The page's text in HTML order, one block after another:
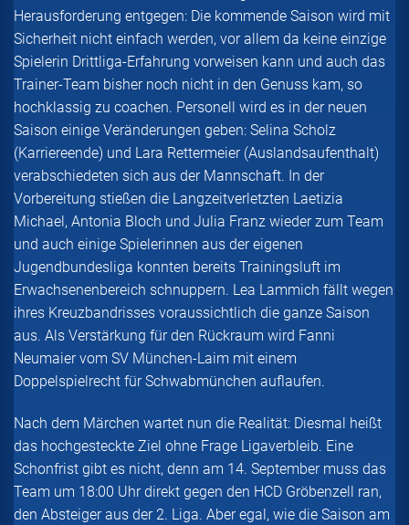
Herausforderung entgegen: Die kommende Saison wird mit
Sicherheit nicht einfach werden, vor allem da keine einzige
Spielerin Drittliga-Erfahrung vorweisen kann und auch das
Trainer-Team bisher noch nicht in den Genuss kam, so
hochklassig zu coachen. Personell wird es in der neuen
Saison einige Veränderungen geben: Selina Scholz
(Karriereende) und Lara Rettermeier (Auslandsaufenthalt)
verabschiedeten sich aus der Mannschaft. In der
Vorbereitung stießen die Langzeitverletzten Laetizia
Michael, Antonia Bloch und Julia Franz wieder zum Team
und auch einige Spielerinnen aus der eigenen
Jugendbundesliga konnten bereits Trainingsluft im
Erwachsenenbereich schnuppern. Lea Lammich fällt wegen
ihres Kreuzbandrisses voraussichtlich die ganze Saison
aus. Als Verstärkung für den Rückraum wird Fanni
Neumaier vom SV München-Laim mit einem
Doppelspielrecht für Schwabmünchen auflaufen.
Nach dem Märchen wartet nun die Realität: Diesmal heißt
das hochgesteckte Ziel ohne Frage Ligaverbleib. Eine
Schonfrist gibt es nicht, denn am 14. September muss das
Team um 18:00 Uhr direkt gegen den HCD Gröbenzell ran,
den Absteiger aus der 2. Liga. Aber egal, wie die Saison am